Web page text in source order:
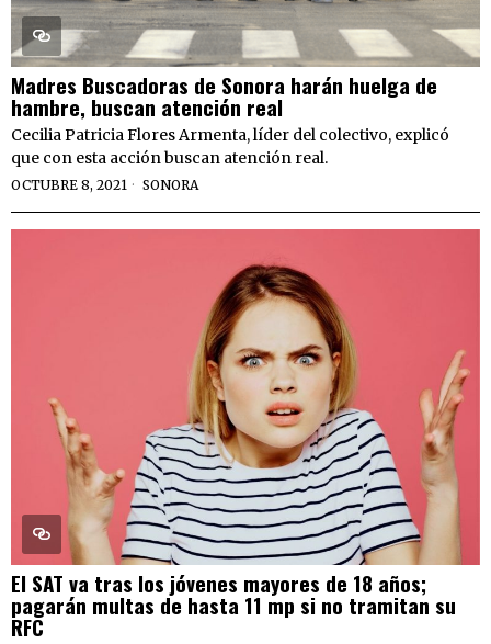
Madres Buscadoras de Sonora harán huelga de
hambre, buscan atención real
Cecilia Patricia Flores Armenta, líder del colectivo, explicó
que con esta acción buscan atención real.
OCTUBRE 8, 2021 SONORA
El SAT va tras los jóvenes mayores de 18 años;
pagarán multas de hasta 11 mp si no tramitan su
RFC